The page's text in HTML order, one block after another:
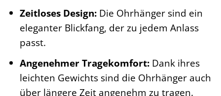
Zeitloses Design:Die Ohrhänger sind ein
eleganter Blickfang, der zu jedem Anlass
passt.
Angenehmer Tragekomfort:Dank ihres
leichten Gewichts sind die Ohrhänger auch
über längere Zeit angenehm zu tragen.